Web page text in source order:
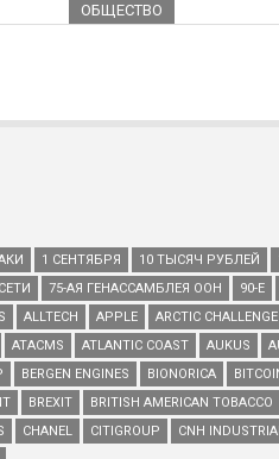
ОБЩЕСТВО
1 СЕНТЯБРЯ 10 ТЫСЯЧ РУБЛЕЙ
75-АЯ ГЕНАССАМБЛЕЯ ООН 90-Е
ALLTECH APPLE
ARCTIC CHALLENGE
ATACMS ATLANTIC COAST AUKUS
BERGEN ENGINES BIONORICA
BREXIT BRITISH AMERICAN TOBACCO
CHANEL CITIGROUP CNH